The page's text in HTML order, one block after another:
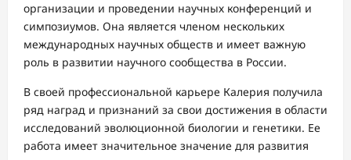
организации и проведении научных конференций и
симпозиумов. Она является членом нескольких
международных научных обществ и имеет важную
роль в развитии научного сообщества в России.
В своей профессиональной карьере Калерия получила
ряд наград и признаний за свои достижения в области
исследований эволюционной биологии и генетики. Ее
работа имеет значительное значение для развития